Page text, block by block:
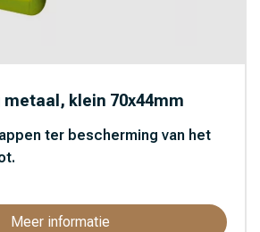
klein 70x44mm
ter bescherming van het
Meer informatie